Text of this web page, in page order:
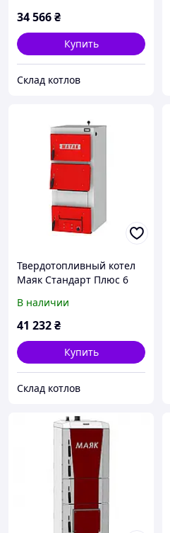
34 566₴
Купить
Склад котлов
Твердотопливный котел
Маяк Стандарт Плюс 6
В наличии
41 232₴
Купить
Склад котлов